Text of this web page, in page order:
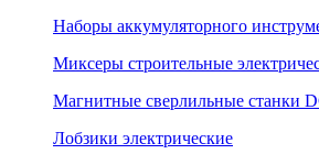
Наборы аккумуляторного
Миксеры строительные
Магнитные сверлильные станки
Лобзики электрические